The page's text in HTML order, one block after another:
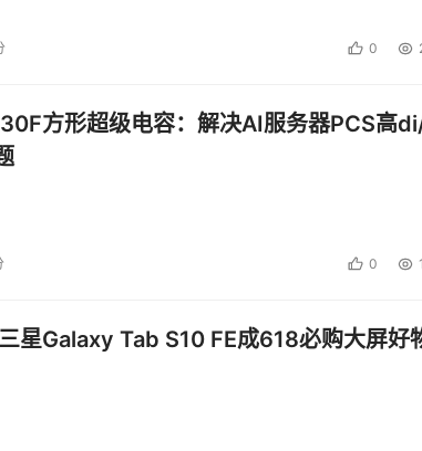
决生活中的问题，”井贤栋说，蚂蚁将通过三个管家
通过规模化的应用，不断拉练和提升底层模型能力。
据价值的流动像自来水一样即开即用。目前，蚂蚁集
0
方形超级电容：解决AI服务器PCS高
0
星Galaxy Tab S10 FE成618必购大屏好